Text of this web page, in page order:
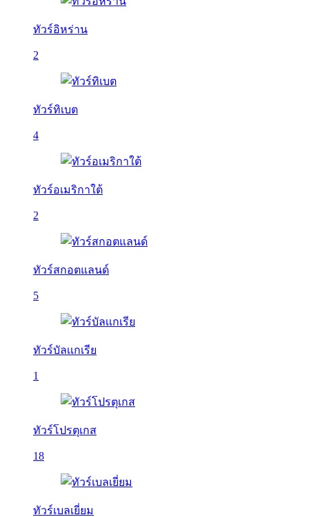
ทัวร์อิหร่าน
2
ทัวร์ทิเบต
4
ทัวร์อเมริกาใต้
2
ทัวร์สกอตแลนด์
5
ทัวร์บัลเเกเรีย
1
ทัวร์โปรตุเกส
18
ทัวร์เบลเยี่ยม